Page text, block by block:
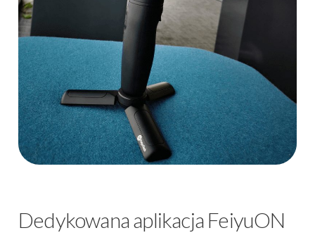
Dedykowana aplikacja FeiyuON